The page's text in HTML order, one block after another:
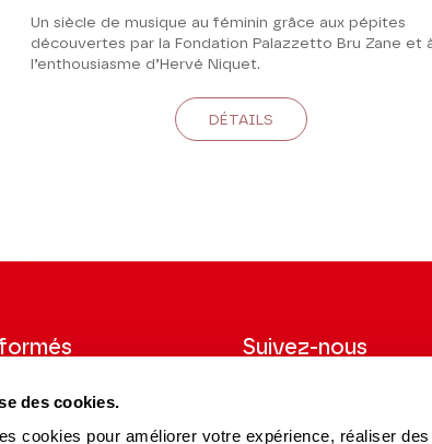
des cookies.
cookies pour améliorer votre expérience, réaliser
Un siècle de musique au féminin grâce aux pépites
découvertes par la Fondation Palazzetto Bru Zane et
l’enthousiasme d’Hervé Niquet.
DÉTAILS
du Théâtre.
Suivez-nous